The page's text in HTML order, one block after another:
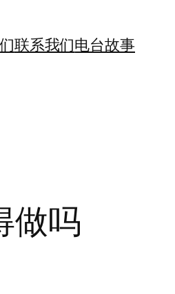
联系我们电台故事
做吗